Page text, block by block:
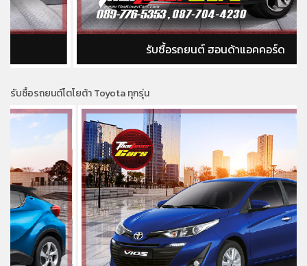
รับซื้อรถยนต์ ฮอนด้าแอคคอร์ด
รับซื้อรถยนต์โตโยต้า Toyota ทุกรุ่น